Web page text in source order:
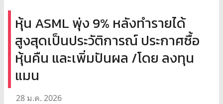
หุ้น ASML พุ่ง 9% หลังทำรายได้
สูงสุดเป็นประวัติการณ์ ประกาศซื้อ
หุ้นคืน และเพิ่มปันผล /โดย ลงทุน
แมน
28 ม.ค. 2026